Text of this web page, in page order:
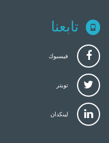
تابعنا
فيسبوك
تويتر
لينكدان